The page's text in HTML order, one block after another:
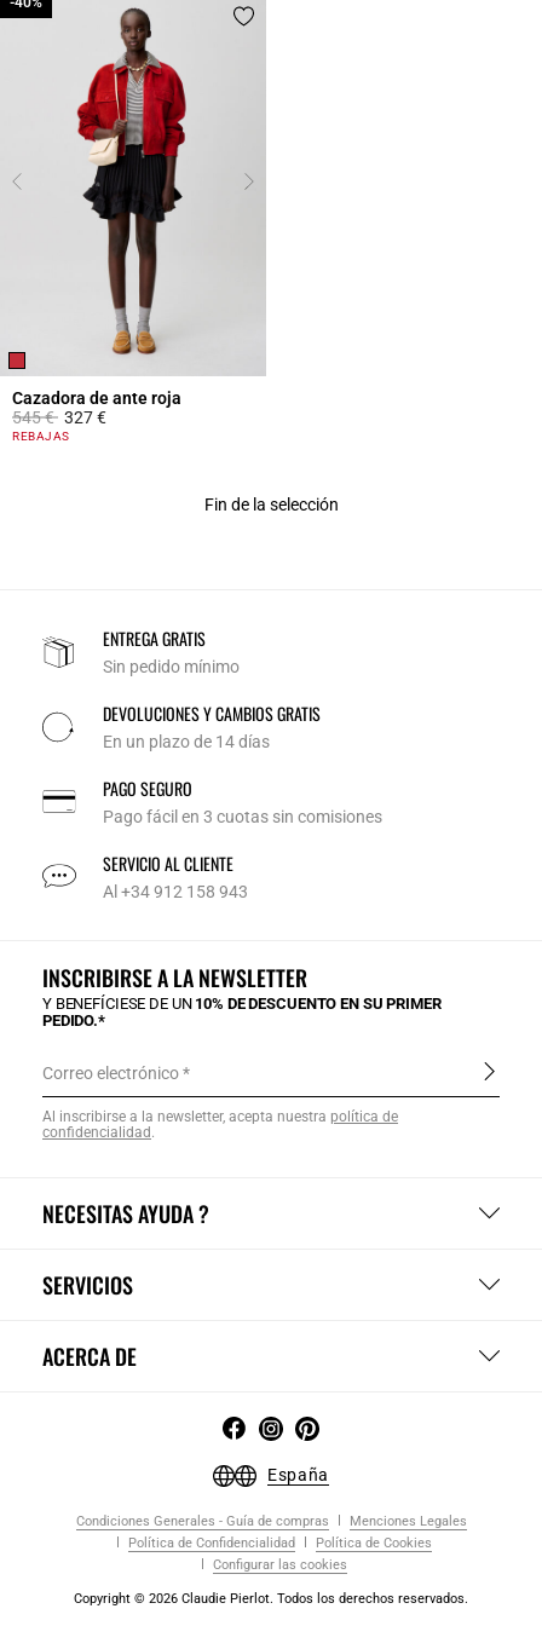
Cazadora de ante roja
Price reduced from
545 €to327 €
5 out of 5 Customer Rating
REBAJAS
Fin de la selección
ENTREGA GRATIS
Sin pedido mínimo
DEVOLUCIONES Y CAMBIOS GRATIS
En un plazo de 14 días
PAGO SEGURO
Pago fácil en 3 cuotas sin comisiones
SERVICIO AL CLIENTE
Al +34 912 158 943
NECESITAS AYUDA ?
SERVICIOS
ACERCA DE
INSCRIBIRSE A LA NEWSLETTER
Y BENEFÍCIESE DE UN 10% DE DESCUENTO EN SU PRIMER
PEDIDO.*
Correo electrónico
Al inscribirse a la newsletter, acepta nuestra política de
confidencialidad.
España
Condiciones Generales - Guía de compras
Menciones Legales
Política de Confidencialidad
Política de Cookies
Configurar las cookies
Copyright © 2026 Claudie Pierlot. Todos los derechos reservados.